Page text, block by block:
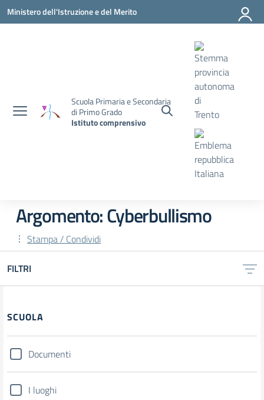
Vai ai contenuti
Vai al menu di navigazione
Vai al footer
Ministero dell'Istruzione e del Merito
Scuola Primaria e Secondaria
di Primo Grado
Istituto comprensivo
Argomento: Cyberbullismo
Stampa / Condividi
FILTRI
SCUOLA
Documenti
I luoghi